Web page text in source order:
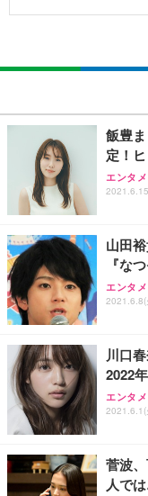
飯豊
定！
エンタメ
山田
『な
エンタメ
2021.6.8(
川口
2022
エンタメ
2021.6.1(
菅波
人で